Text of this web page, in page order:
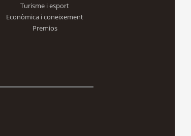
Turisme i esport
Econòmica i coneixement
Premios